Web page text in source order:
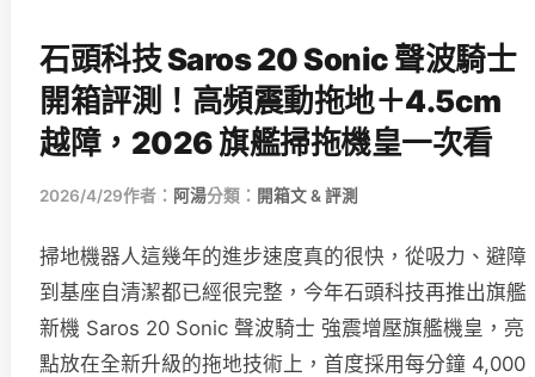
石頭科技 Saros 20 Sonic 聲波騎士
開箱評測！高頻震動拖地＋4.5cm
越障，2026 旗艦掃拖機皇一次看
2026/4/29作者： 阿湯分類： 開箱文 & 評測
掃地機器人這幾年的進步速度真的很快，從吸力、避障
到基座自清潔都已經很完整，今年石頭科技再推出旗艦
新機 Saros 20 Sonic 聲波騎士 強震增壓旗艦機皇，亮
點放在全新升級的拖地技術上，首度採用每分鐘 4,000